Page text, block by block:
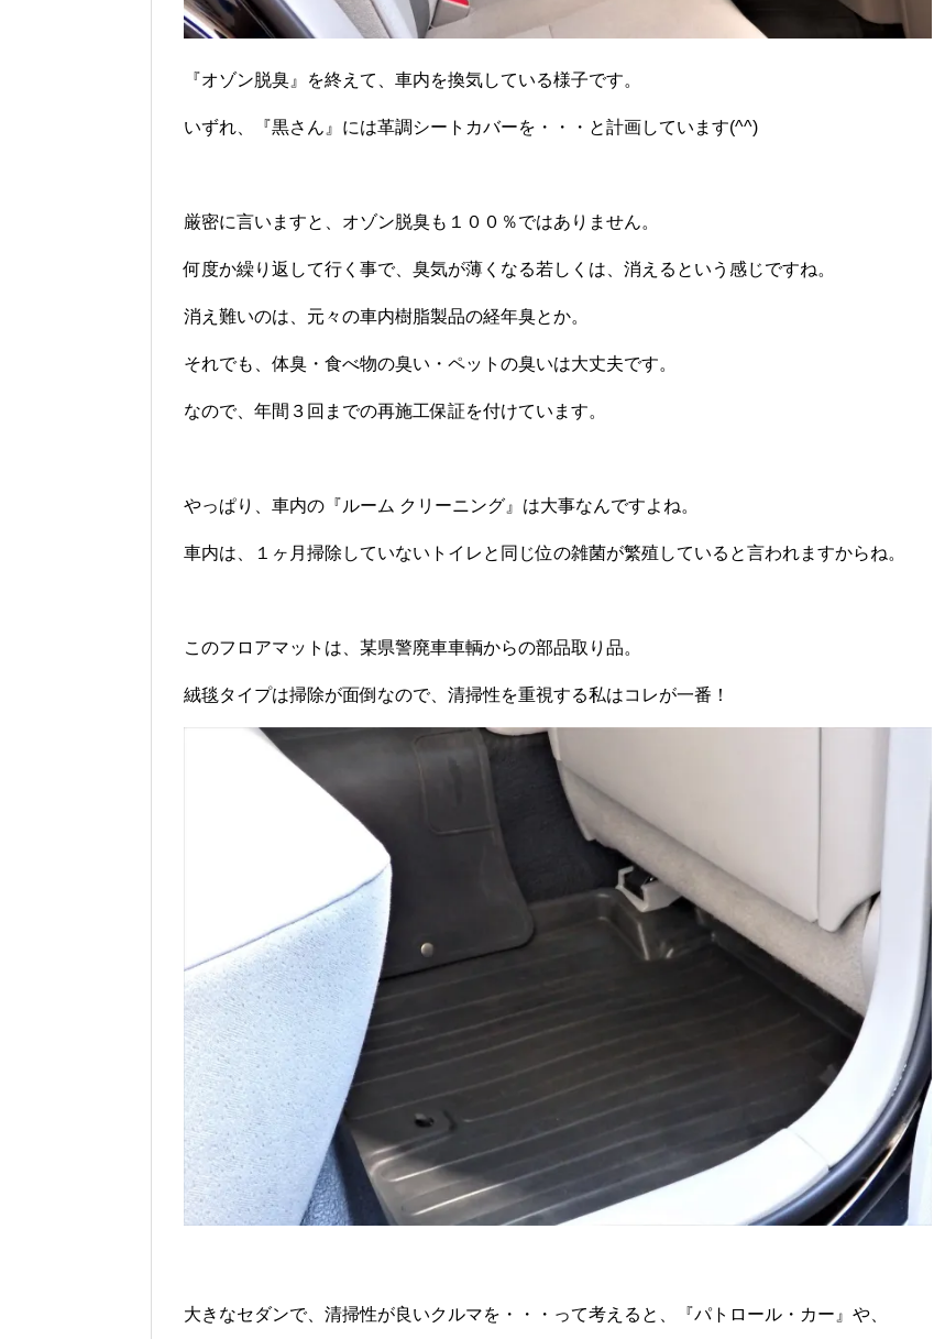
『オゾン脱臭』を終えて、車内を換気している様子です。
いずれ、『黒さん』には革調シートカバーを・・・と計画しています(^^)
厳密に言いますと、オゾン脱臭も１００％ではありません。
何度か繰り返して行く事で、臭気が薄くなる若しくは、消えるという感じですね。
消え難いのは、元々の車内樹脂製品の経年臭とか。
それでも、体臭・食べ物の臭い・ペットの臭いは大丈夫です。
なので、年間３回までの再施工保証を付けています。
やっぱり、車内の『ルーム クリーニング』は大事なんですよね。
車内は、１ヶ月掃除していないトイレと同じ位の雑菌が繁殖していると言われますからね。
このフロアマットは、某県警廃車車輌からの部品取り品。
絨毯タイプは掃除が面倒なので、清掃性を重視する私はコレが一番！
大きなセダンで、清掃性が良いクルマを・・・って考えると、『パトロール・カー』や、